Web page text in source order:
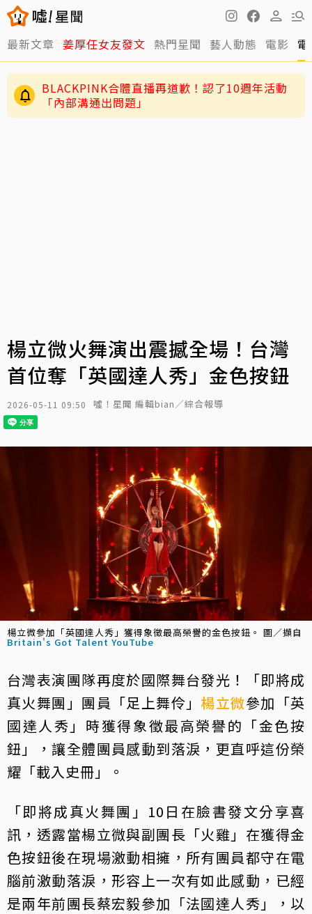
最新文章 姜厚任女友發文 熱門星聞 藝人動態 電影
BLACKPINK合體直播再道歉！認了10週年活動
「內部溝通出問題」
楊立微火舞演出震撼全場！台灣
首位奪「英國達人秀」金色按鈕
2026-05-11 09:50 噓！星聞 編輯bian／綜合報導
楊立微參加「英國達人秀」獲得象徵最高榮譽的金色按鈕。 圖／擷自
Britain's Got Talent YouTube
台灣表演團隊再度於國際舞台發光！「即將成
真火舞團」團員「足上舞伶」 楊立微參加「英
國達人秀」時獲得象徵最高榮譽的「金色按
鈕」，讓全體團員感動到落淚，更直呼這份榮
耀「載入史冊」。
「即將成真火舞團」10日在臉書發文分享喜
訊，透露當楊立微與副團長「火雞」在獲得金
色按鈕後在現場激動相擁，所有團員都守在電
腦前激動落淚，形容上一次有如此感動，已經
是兩年前團長蔡宏毅參加「法國達人秀」，以